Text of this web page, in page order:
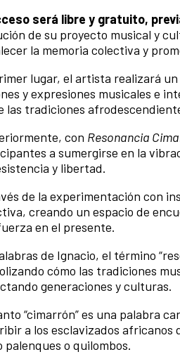
será libre y gratuito,
de su proyecto musical y
la memoria colectiva y
lugar, el artista realizará
y expresiones musicales e
las tradiciones
con Resonancia
a sumergirse en la
y libertad.
de la experimentación con
creando un espacio de
en el presente.
de Ignacio, el término
cómo las tradiciones
generaciones y culturas.
“cimarrón” es una palabra
a los esclavizados africanos
palenques o quilombos.